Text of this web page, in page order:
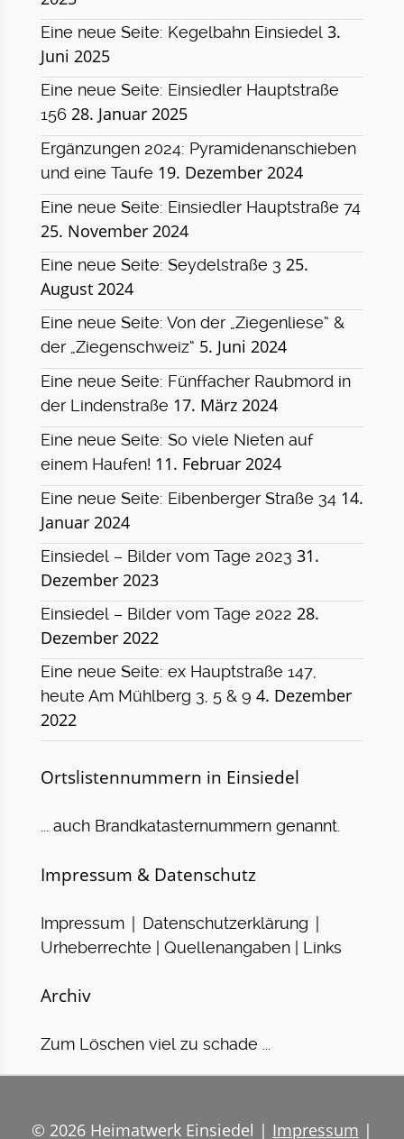
Eine neue Seite: Kegelbahn Einsiedel 3.
Juni 2025
Eine neue Seite: Einsiedler Hauptstraße
156 28. Januar 2025
Ergänzungen 2024: Pyramidenanschieben
und eine Taufe 19. Dezember 2024
Eine neue Seite: Einsiedler Hauptstraße 74
25. November 2024
Eine neue Seite: Seydelstraße 3 25.
August 2024
Eine neue Seite: Von der „Ziegenliese“ &
der „Ziegenschweiz“ 5. Juni 2024
Eine neue Seite: Fünffacher Raubmord in
der Lindenstraße 17. März 2024
Eine neue Seite: So viele Nieten auf
einem Haufen! 11. Februar 2024
Eine neue Seite: Eibenberger Straße 34 14.
Januar 2024
Einsiedel – Bilder vom Tage 2023 31.
Dezember 2023
Einsiedel – Bilder vom Tage 2022 28.
Dezember 2022
Eine neue Seite: ex Hauptstraße 147,
heute Am Mühlberg 3, 5 & 9 4. Dezember
2022
Ortslistennummern in Einsiedel
... auch Brandkatasternummern genannt.
Impressum & Datenschutz
Impressum| Datenschutzerklärung |
Urheberrechte | Quellenangaben | Links
Archiv
Zum Löschen viel zu schade ...
© 2026 Heimatwerk Einsiedel | Impressum |